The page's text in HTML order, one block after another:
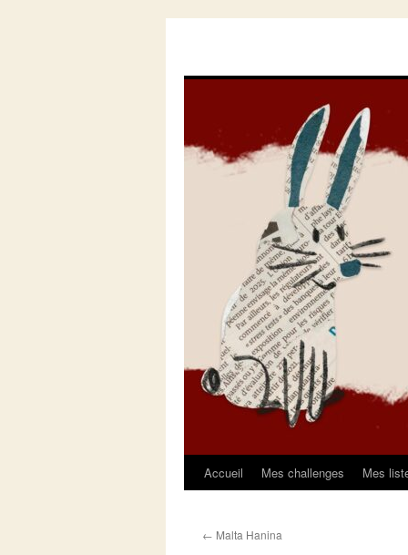
Aller
contenu
Accueil Mes challenges Mes
← Malta Hanina